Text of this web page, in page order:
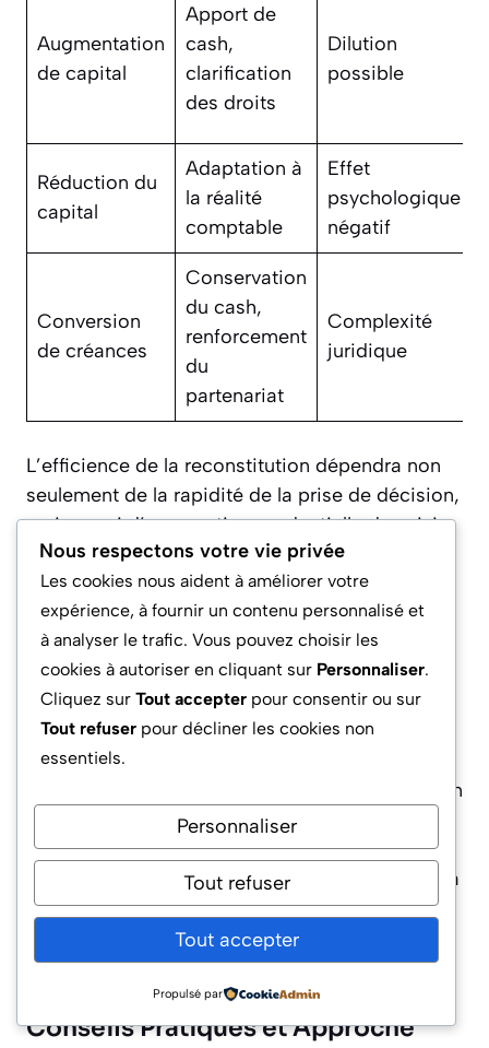
Augmentation
de capital
Apport de
cash,
clarification
des droits
Dilution
possible
Réduction du
capital
Adaptation à
la réalité
comptable
Effet
psychologique
négatif
Conversion
de créances
Conservation
du cash,
renforcement
du
partenariat
Complexité
juridique
L’efficience de la reconstitution dépendra non
seulement de la rapidité de la prise de décision,
mais aussi d’une gestion prudentielle du suivi :
chaque exercice est suivi d’un pointage
obligatoire du niveau des capitaux propres,
validé par le commissaire aux comptes le cas
échéant. Cette régularité d’information est le
garant de la crédibilité de la démarche auprès
des tiers.
À l’issue de la régularisation, il est fortement
recommandé de faire constater la reconstitution
des fonds propres en assemblée générale. Le
dépôt de la formalité auprès du greffe, qui
entraîne la disparition de la mention “perte de la
moitié du capital social” sur l’extrait KBIS,
permet de restaurer la confiance tant
recherchée sur le marché actuel.
Conseils Pratiques et Approche
Nous respectons votre vie privée
Les cookies nous aident à améliorer votre
expérience, à fournir un contenu personnalisé et
à analyser le trafic. Vous pouvez choisir les
cookies à autoriser en cliquant sur Personnaliser.
Cliquez sur Tout accepter pour consentir ou sur
Tout refuser pour décliner les cookies non
essentiels.
Personnaliser
Tout refuser
Tout accepter
Propulsé par